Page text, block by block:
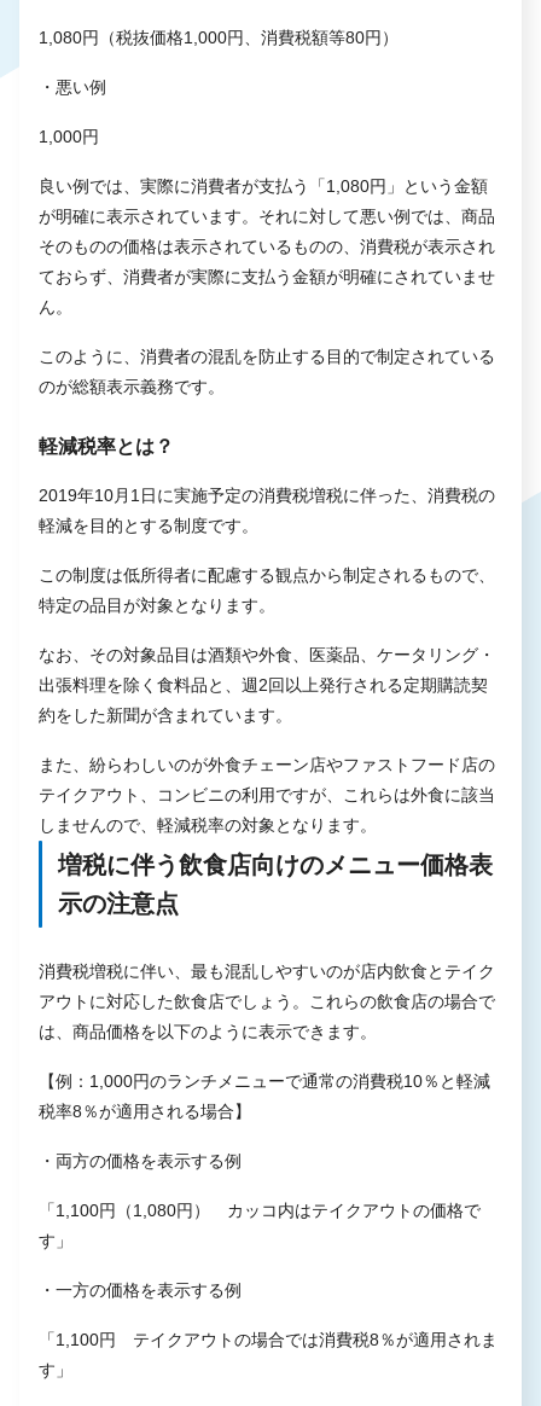
1,080円（税抜価格1,000円、消費税額等80円）
・悪い例
1,000円
良い例では、実際に消費者が支払う「1,080円」という金額
が明確に表示されています。それに対して悪い例では、商品
そのものの価格は表示されているものの、消費税が表示され
ておらず、消費者が実際に支払う金額が明確にされていませ
ん。
このように、消費者の混乱を防止する目的で制定されている
のが総額表示義務です。
軽減税率とは？
2019年10月1日に実施予定の消費税増税に伴った、消費税の
軽減を目的とする制度です。
この制度は低所得者に配慮する観点から制定されるもので、
特定の品目が対象となります。
なお、その対象品目は酒類や外食、医薬品、ケータリング・
出張料理を除く食料品と、週2回以上発行される定期購読契
約をした新聞が含まれています。
また、紛らわしいのが外食チェーン店やファストフード店の
テイクアウト、コンビニの利用ですが、これらは外食に該当
しませんので、軽減税率の対象となります。
増税に伴う飲食店向けのメニュー価格表
示の注意点
消費税増税に伴い、最も混乱しやすいのが店内飲食とテイク
アウトに対応した飲食店でしょう。これらの飲食店の場合で
は、商品価格を以下のように表示できます。
【例：1,000円のランチメニューで通常の消費税10％と軽減
税率8％が適用される場合】
・両方の価格を表示する例
「1,100円（1,080円） カッコ内はテイクアウトの価格で
す」
・一方の価格を表示する例
「1,100円 テイクアウトの場合では消費税8％が適用されま
す」